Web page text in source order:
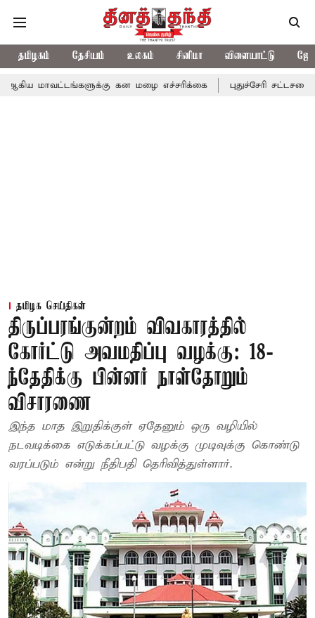
தமிழகம் தேசியம் உலகம் சினிமா விளையாட்டு
கன மழை எச்சரிக்கை புதுச்சேரி சட்டசபையில்
தமிழக செய்திகள்
திருப்பரங்குன்றம் விவகாரத்தில்
கோர்ட்டு அவமதிப்பு வழக்கு: 18-
ந்தேதிக்கு பின்னர் நாள்தோறும்
விசாரணை
இந்த மாத இறுதிக்குள் ஏதேனும் ஒரு வழியில்
நடவடிக்கை எடுக்கப்பட்டு வழக்கு முடிவுக்கு கொண்டு
வரப்படும் என்று நீதிபதி தெரிவித்துள்ளார்.